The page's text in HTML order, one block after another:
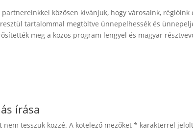
partnereinkkel közösen kívánjuk, hogy városaink,
tartalommal megtöltve ünnepelhessék és
meg a közös program lengyel és magyar
írása
nem tesszük közzé. A kötelező mezőket* karakterrel